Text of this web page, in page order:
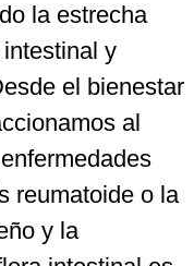
la estrecha
y
el bienestar
al
reumatoide o la
y la